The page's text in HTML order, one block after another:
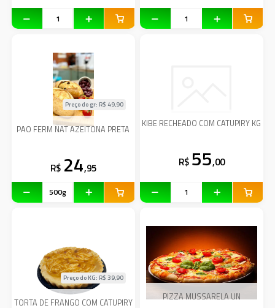
PAO FERM NAT AZEITONA PRETA
Preço do gr: R$ 49,90
R$ 24,95
KIBE RECHEADO COM CATUPIRY KG
R$ 55,00
TORTA DE FRANGO COM CATUPIRY
Preço do KG: R$ 39,90
PIZZA MUSSARELA UN